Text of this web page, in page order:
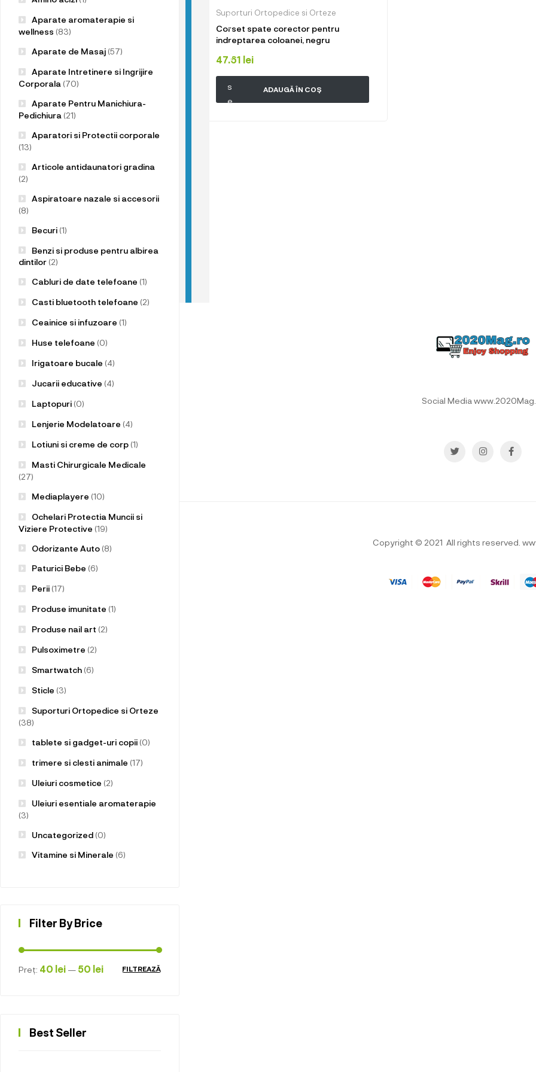
Suporturi Ortopedice si Orteze
Corset spate corector pentru
indreptarea coloanei, negru
47.61 lei
ADAUGĂ ÎN COȘ
Aparate aromaterapie si
wellness (83)
Aparate de Masaj(57)
Aparate Intretinere si Ingrijire
Corporala (70)
Aparate Pentru Manichiura-
Pedichiura (21)
Aparatori si Protectii corporale
(13)
Articole antidaunatori gradina
(2)
Aspiratoare nazale si accesorii
(8)
Becuri(1)
Benzi si produse pentru albirea
dintilor(2)
Cabluri de date telefoane (1)
Casti bluetooth telefoane (2)
Ceainice si infuzoare (1)
Huse telefoane (0)
Irigatoare bucale (4)
Jucarii educative (4)
Laptopuri(0)
Lenjerie Modelatoare (4)
Lotiuni si creme de corp(1)
Masti Chirurgicale Medicale
(27)
Mediaplayere (10)
Ochelari Protectia Muncii si
Viziere Protective (19)
Odorizante Auto(8)
Paturici Bebe (6)
Perii(17)
Produse imunitate (1)
Produse nail art (2)
Pulsoximetre (2)
Smartwatch(6)
Sticle (3)
Suporturi Ortopedice si Orteze
(38)
tablete si gadget-uri copii(0)
trimere si clesti animale (17)
Uleiuri cosmetice (2)
Uleiuri esentiale aromaterapie
(3)
Uncategorized(0)
Vitamine si Minerale (6)
Filter By Brice
FILTREAZĂ
Preț: 40 lei — 50 lei
Best Seller
p
r
o
d
s
e
Social Media
Copyright © 2021 All rights reserved.